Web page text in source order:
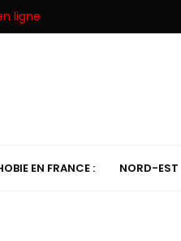
ligne
EN FRANCE : NORD-EST